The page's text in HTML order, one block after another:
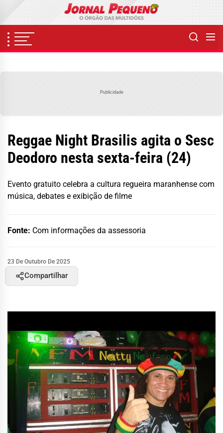
content
Publicidade
Reggae Night Brasilis agita o Sesc
Deodoro nesta sexta-feira (24)
Evento gratuito celebra a cultura regueira maranhense com
música, debates e exibição de filme
Fonte: Com informações da assessoria
23 De Outubro De 2025
Compartilhar